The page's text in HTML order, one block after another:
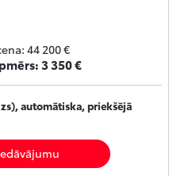
44 200 €
3 350 €
automātiska, priekšējā